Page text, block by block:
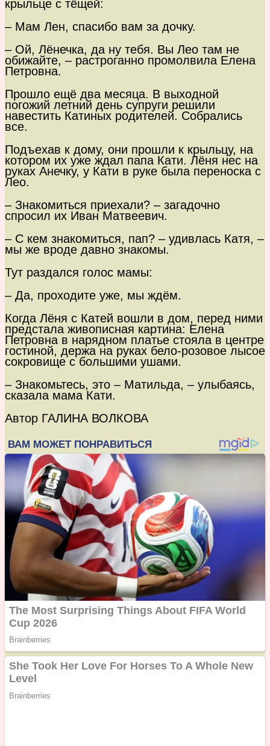
крыльце с тёщей:
– Мам Лен, спасибо вам за дочку.
– Ой, Лёнечка, да ну тебя. Вы Лео там не
обижайте, – растроганно промолвила Елена
Петровна.
Прошло ещё два месяца. В выходной
погожий летний день супруги решили
навестить Катиных родителей. Собрались
все.
Подъехав к дому, они прошли к крыльцу, на
котором их уже ждал папа Кати. Лёня нес на
руках Анечку, у Кати в руке была переноска с
Лео.
– Знакомиться приехали? – загадочно
спросил их Иван Матвеевич.
– С кем знакомиться, пап? – удивлась Катя, –
мы же вроде давно знакомы.
Тут раздался голос мамы:
– Да, проходите уже, мы ждём.
Когда Лёня с Катей вошли в дом, перед ними
предстала живописная картина: Елена
Петровна в нарядном платье стояла в центре
гостиной, держа на руках бело-розовое лысое
сокровище с большими ушами.
– Знакомьтесь, это – Матильда, – улыбаясь,
сказала мама Кати.
Автор ГАЛИНА ВОЛКОВА